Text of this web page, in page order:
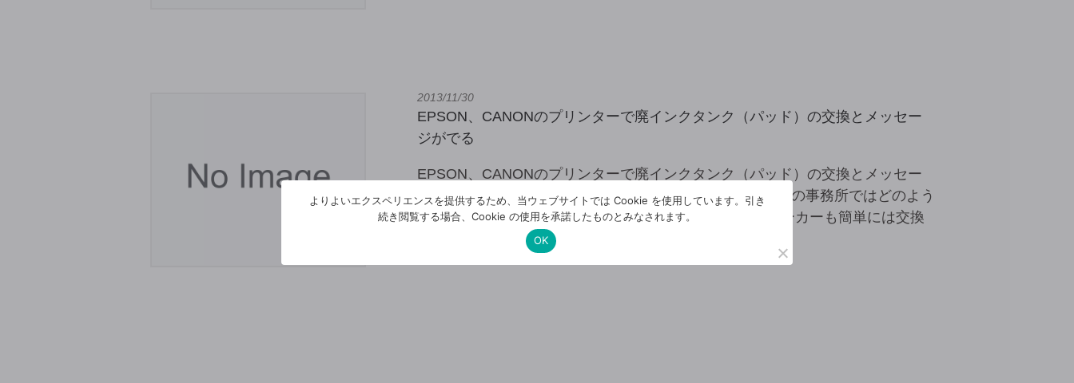
2013/11/30
EPSON、CANONのプリンターで廃インクタンク（パッド）の交換とメッセー
ジがでる
EPSON、CANONのプリンターで廃インクタンク（パッド）の交換とメッセー
ジがでるようになったという問合せをいただき、中小企業の事務所ではどのよう
な対応になるのか？ まず、廃インクタンクはどちらのメーカーも簡単には交換
よりよいエクスペリエンスを提供するため、当ウェブサイトでは Cookie を使用しています。引き
続き閲覧する場合、Cookie の使用を承諾したものとみなされます。
OK